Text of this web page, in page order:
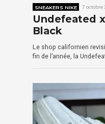
SNEAKERS NIKE 7 octobre
Undefeated
Black
Le shop californien
fin de l’année, la